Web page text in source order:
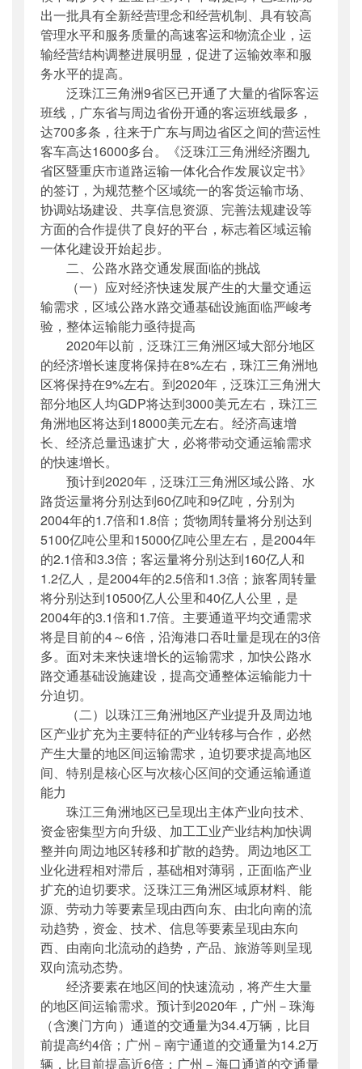
出一批具有全新经营理念和经营机制、具有较高
管理水平和服务质量的高速客运和物流企业，运
输经营结构调整进展明显，促进了运输效率和服
务水平的提高。
泛珠江三角洲9省区已开通了大量的省际客运
班线，广东省与周边省份开通的客运班线最多，
达700多条，往来于广东与周边省区之间的营运性
客车高达16000多台。《泛珠江三角洲经济圈九
省区暨重庆市道路运输一体化合作发展议定书》
的签订，为规范整个区域统一的客货运输市场、
协调站场建设、共享信息资源、完善法规建设等
方面的合作提供了良好的平台，标志着区域运输
一体化建设开始起步。
二、公路水路交通发展面临的挑战
（一）应对经济快速发展产生的大量交通运
输需求，区域公路水路交通基础设施面临严峻考
验，整体运输能力亟待提高
2020年以前，泛珠江三角洲区域大部分地区
的经济增长速度将保持在8%左右，珠江三角洲地
区将保持在9%左右。到2020年，泛珠江三角洲大
部分地区人均GDP将达到3000美元左右，珠江三
角洲地区将达到18000美元左右。经济高速增
长、经济总量迅速扩大，必将带动交通运输需求
的快速增长。
预计到2020年，泛珠江三角洲区域公路、水
路货运量将分别达到60亿吨和9亿吨，分别为
2004年的1.7倍和1.8倍；货物周转量将分别达到
5100亿吨公里和15000亿吨公里左右，是2004年
的2.1倍和3.3倍；客运量将分别达到160亿人和
1.2亿人，是2004年的2.5倍和1.3倍；旅客周转量
将分别达到10500亿人公里和40亿人公里，是
2004年的3.1倍和1.7倍。主要通道平均交通需求
将是目前的4～6倍，沿海港口吞吐量是现在的3倍
多。面对未来快速增长的运输需求，加快公路水
路交通基础设施建设，提高交通整体运输能力十
分迫切。
（二）以珠江三角洲地区产业提升及周边地
区产业扩充为主要特征的产业转移与合作，必然
产生大量的地区间运输需求，迫切要求提高地区
间、特别是核心区与次核心区间的交通运输通道
能力
珠江三角洲地区已呈现出主体产业向技术、
资金密集型方向升级、加工工业产业结构加快调
整并向周边地区转移和扩散的趋势。周边地区工
业化进程相对滞后，基础相对薄弱，正面临产业
扩充的迫切要求。泛珠江三角洲区域原材料、能
源、劳动力等要素呈现由西向东、由北向南的流
动趋势，资金、技术、信息等要素呈现由东向
西、由南向北流动的趋势，产品、旅游等则呈现
双向流动态势。
经济要素在地区间的快速流动，将产生大量
的地区间运输需求。预计到2020年，广州－珠海
（含澳门方向）通道的交通量为34.4万辆，比目
前提高约4倍；广州－南宁通道的交通量为14.2万
辆，比目前提高近6倍；广州－海口通道的交通量